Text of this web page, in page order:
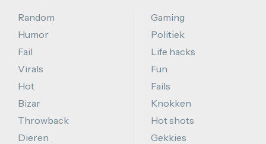
Random
Humor
Fail
Virals
Hot
Bizar
Throwback
Dieren
Gaming
Politiek
Life hacks
Fun
Fails
Knokken
Hot shots
Gekkies